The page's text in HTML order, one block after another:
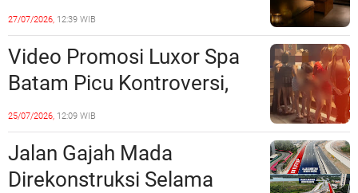
Minta Maaf, Konten
Langsung Di-Takedown
27/07/2026, 12:39 WIB
Video Promosi Luxor Spa
Batam Picu Kontroversi,
Dinilai Bermuatan Sensual
25/07/2026, 12:09 WIB
Jalan Gajah Mada
Direkonstruksi Selama